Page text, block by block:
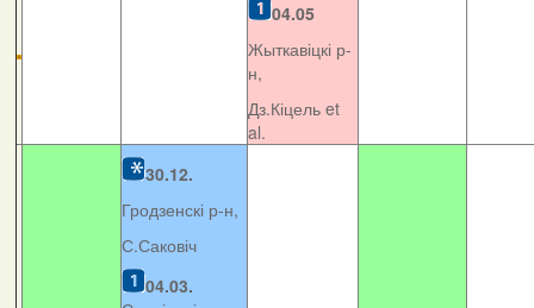
04.05
Жыткавіцкі р-
н,
Дз.Кіцель et
al.
30.12.
Гродзенскі р-н,
С.Саковіч
04.03.